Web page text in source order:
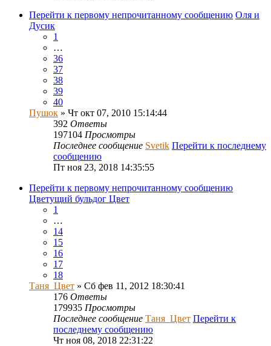
Перейти к первому непрочитанному сообщению Оля и
Дусик
1
…
36
37
38
39
40
Пушок » Чт окт 07, 2010 15:14:44
392 Ответы
197104 Просмотры
Последнее сообщение Svetik Перейти к последнему
сообщению
Пт ноя 23, 2018 14:35:55
Перейти к первому непрочитанному сообщению
Цветущий бульдог Цвет
1
…
14
15
16
17
18
Таня_Цвет » Сб фев 11, 2012 18:30:41
176 Ответы
179935 Просмотры
Последнее сообщение Таня_Цвет Перейти к
последнему сообщению
Чт ноя 08, 2018 22:31:22